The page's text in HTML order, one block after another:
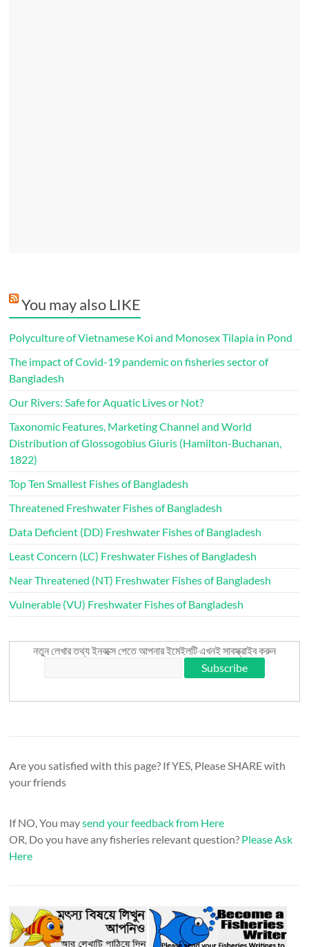
You may also LIKE
Polyculture of Vietnamese Koi and Monosex Tilapia in Pond
The impact of Covid-19 pandemic on fisheries sector of
Bangladesh
Our Rivers: Safe for Aquatic Lives or Not?
Taxonomic Features, Marketing Channel and World
Distribution of Glossogobius Giuris (Hamilton-Buchanan,
1822)
Top Ten Smallest Fishes of Bangladesh
Threatened Freshwater Fishes of Bangladesh
Data Deficient (DD) Freshwater Fishes of Bangladesh
Least Concern (LC) Freshwater Fishes of Bangladesh
Near Threatened (NT) Freshwater Fishes of Bangladesh
Vulnerable (VU) Freshwater Fishes of Bangladesh
নতুন লেখার তথ্য ইনবক্সে পেতে আপনার ইমেইলটি এখনই সাবস্ক্রাইব করুন
Are you satisfied with this page? If YES, Please SHARE with
your friends
If NO, You maysend your feedback from Here
OR, Do you have any fisheries relevant question? Please Ask
Here